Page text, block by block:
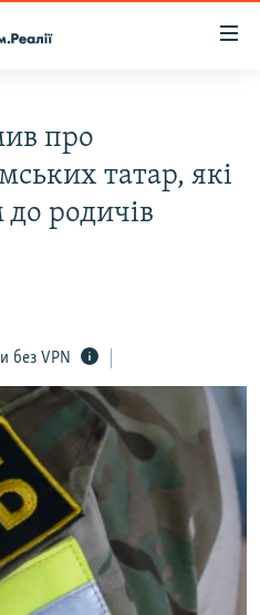
про
татар, які
родичів
без VPN